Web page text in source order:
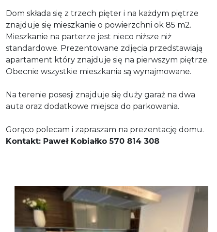
Dom składa się z trzech pięter i na każdym piętrze
znajduje się mieszkanie o powierzchni ok 85 m2.
Mieszkanie na parterze jest nieco niższe niż
standardowe. Prezentowane zdjęcia przedstawiają
apartament który znajduje się na pierwszym piętrze.
Obecnie wszystkie mieszkania są wynajmowane.
Na terenie posesji znajduje się duży garaż na dwa
auta oraz dodatkowe miejsca do parkowania.
Gorąco polecam i zapraszam na prezentację domu.
Kontakt: Paweł Kobiałko 570 814 308